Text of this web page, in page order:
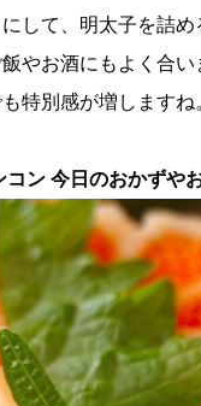
して、明太子を詰
やお酒にもよく合
特別感が増しますね
コン 今日のおかずや